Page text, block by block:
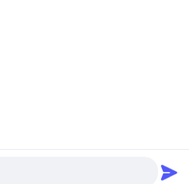
and Trade Co., Ltd. . 複製権所